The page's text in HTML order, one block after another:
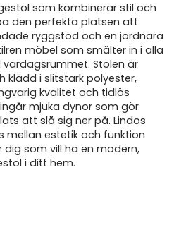
som kombinerar stil och
den perfekta platsen att
ryggstöd och en jordnära
möbel som smälter in i alla
Stolen är
klädd i slitstark polyester,
kvalitet och tidlös
mjuka dynor som gör
att slå sig ner på. Lindos
mellan estetik och funktion
som vill ha en modern,
i ditt hem.